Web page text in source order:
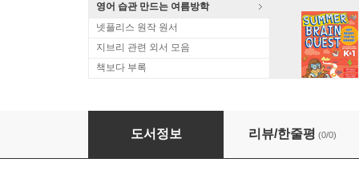
영어 습관 만드는 여름방학
넷플리스 원작 원서
지브리 관련 외서 모음
책보다 부록
The Algebra of Wealth
도서정보 리뷰/한줄평 (0/0)